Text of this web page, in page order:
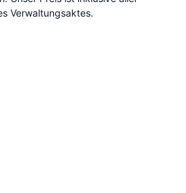
Verwaltungsaktes.